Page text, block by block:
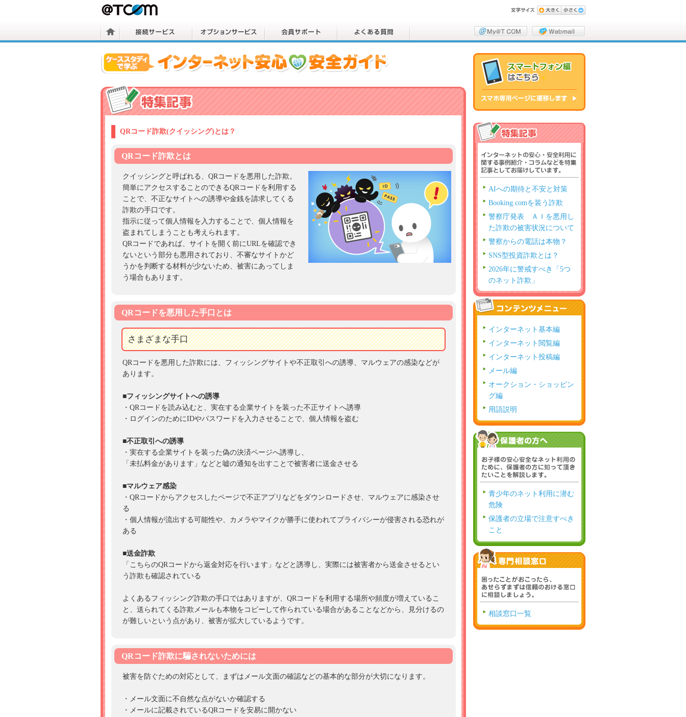
QRコード詐欺(クイッシング)とは？
QRコード詐欺とは
クイッシングと呼ばれる、QRコードを悪用した詐欺。
簡単にアクセスすることのできるQRコードを利用する
ことで、不正なサイトへの誘導や金銭を請求してくる
詐欺の手口です。
指示に従って個人情報を入力することで、個人情報を
盗まれてしまうことも考えられます。
QRコードであれば、サイトを開く前にURLを確認でき
ないという部分も悪用されており、不審なサイトかど
うかを判断する材料が少ないため、被害にあってしま
う場合もあります。
QRコードを悪用した手口とは
さまざまな手口
QRコードを悪用した詐欺には、フィッシングサイトや不正取引への誘導、マルウェアの感染などが
あります。
■フィッシングサイトへの誘導
・QRコードを読み込むと、実在する企業サイトを装った不正サイトへ誘導
・ログインのためにIDやパスワードを入力させることで、個人情報を盗む
■不正取引への誘導
・実在する企業サイトを装った偽の決済ページへ誘導し、
「未払料金があります」などと嘘の通知を出すことで被害者に送金させる
■マルウェア感染
・QRコードからアクセスしたページで不正アプリなどをダウンロードさせ、マルウェアに感染させ
る
・個人情報が流出する可能性や、カメラやマイクが勝手に使われてプライバシーが侵害される恐れが
ある
■送金詐欺
「こちらのQRコードから返金対応を行います」などと誘導し、実際には被害者から送金させるとい
う詐欺も確認されている
よくあるフィッシング詐欺の手口ではありますが、QRコードを利用する場所や頻度が増えているこ
と、送られてくる詐欺メールも本物をコピーして作られている場合があることなどから、見分けるの
が難しいという点があり、被害が拡大しているようです。
QRコード詐欺に騙されないためには
被害を防ぐための対応として、まずはメール文面の確認などの基本的な部分が大切になります。
・メール文面に不自然な点がないか確認する
・メールに記載されているQRコードを安易に開かない
AIへの期待と不安と対策
Booking.comを装う詐欺
警察庁発表 ＡＩを悪用し
た詐欺の被害状況について
警察からの電話は本物？
SNS型投資詐欺とは？
2026年に警戒すべき「5つ
のネット詐欺」
インターネット基本編
インターネット閲覧編
インターネット投稿編
メール編
オークション・ショッピン
グ編
用語説明
青少年のネット利用に潜む
危険
保護者の立場で注意すべき
こと
相談窓口一覧